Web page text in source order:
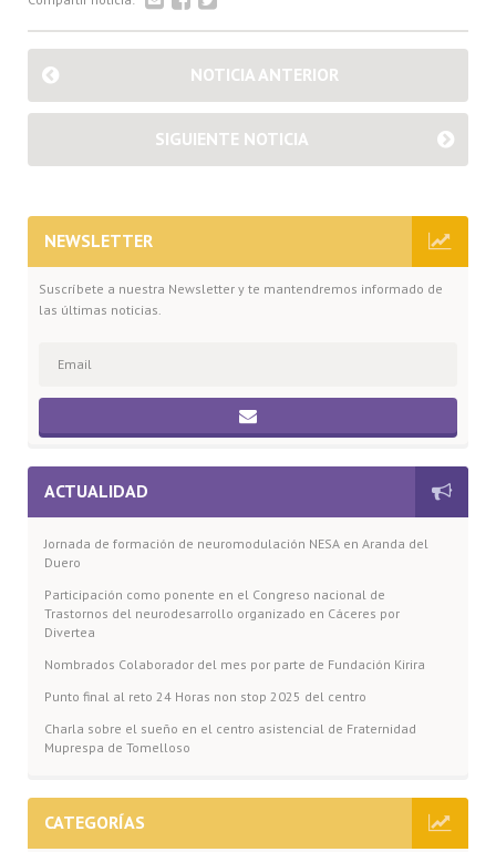
NOTICIA ANTERIOR
SIGUIENTE NOTICIA
NEWSLETTER
Suscríbete a nuestra Newsletter y te mantendremos informado de
las últimas noticias.
ACTUALIDAD
Jornada de formación de neuromodulación NESA en Aranda del
Duero
Participación como ponente en el Congreso nacional de
Trastornos del neurodesarrollo organizado en Cáceres por
Divertea
Nombrados Colaborador del mes por parte de Fundación Kirira
Punto final al reto 24 Horas non stop 2025 del centro
Charla sobre el sueño en el centro asistencial de Fraternidad
Muprespa de Tomelloso
CATEGORÍAS